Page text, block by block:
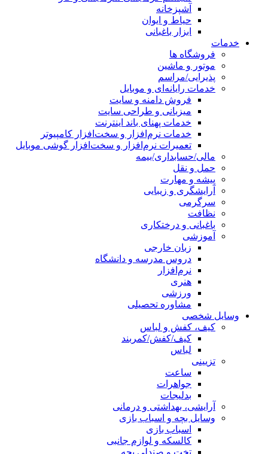
آشپزخانه
حیاط و ایوان
ابزار باغبانی
خدمات
فروشگاه ها
موتور و ماشین
پذیرایی/مراسم
خدمات رایانه‌ای و موبایل
فروش دامنه و سایت
میزبانی و طراحی سایت
خدمات پهنای باند اینترنت
خدمات نرم‌افزار و سخت‌افزار کامپیوتر
تعمیرات نرم‌افزار و سخت‌افزار گوشی موبایل
مالی/حسابداری/بیمه
حمل و نقل
پیشه و مهارت
آرایشگری و زیبایی
سرگرمی
نظافت
باغبانی و درختکاری
آموزشی
زبان خارجی
دروس مدرسه و دانشگاه
نرم‌افزار
هنری
ورزشی
مشاوره تحصیلی
وسایل شخصی
کیف، کفش و لباس
کیف/کفش/کمربند
لباس
تزیینی
ساعت
جواهرات
بدلیجات
آرایشی، بهداشتی و درمانی
وسایل بچه و اسباب بازی
اسباب بازی
کالسکه و لوازم جانبی